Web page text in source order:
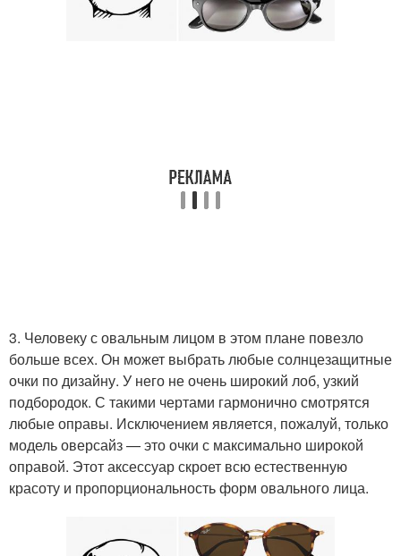
3. Человеку с овальным лицом в этом плане повезло
больше всех. Он может выбрать любые солнцезащитные
очки по дизайну. У него не очень широкий лоб, узкий
подбородок. С такими чертами гармонично смотрятся
любые оправы. Исключением является, пожалуй, только
модель оверсайз — это очки с максимально широкой
оправой. Этот аксессуар скроет всю естественную
красоту и пропорциональность форм овального лица.